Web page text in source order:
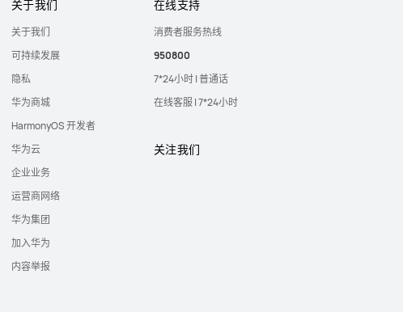
关于我们
关于我们
可持续发展
隐私
华为商城
HarmonyOS 开发者
华为云
企业业务
运营商网络
华为集团
加入华为
内容举报
在线支持
消费者服务热线
950800
7*24小时 | 普通话
在线客服 | 7*24小时
关注我们